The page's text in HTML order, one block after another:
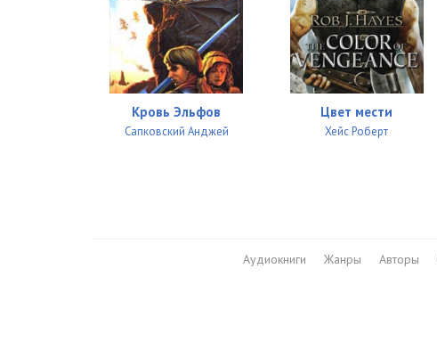
Кровь Эльфов
Сапковский Анджей
Цвет мести
Хейс Роберт
Аудиокниги Жанры Авторы